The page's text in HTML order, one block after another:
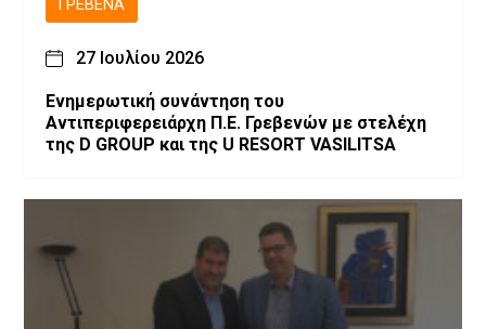
ΓΡΕΒΕΝΆ
27 Ιουλίου 2026
Ενημερωτική συνάντηση του
Αντιπεριφερειάρχη Π.Ε. Γρεβενών με στελέχη
της D GROUP και της U RESORT VASILITSA